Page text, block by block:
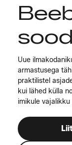
Uue
armastusega
praktilistel
kui lähed külla
imikule